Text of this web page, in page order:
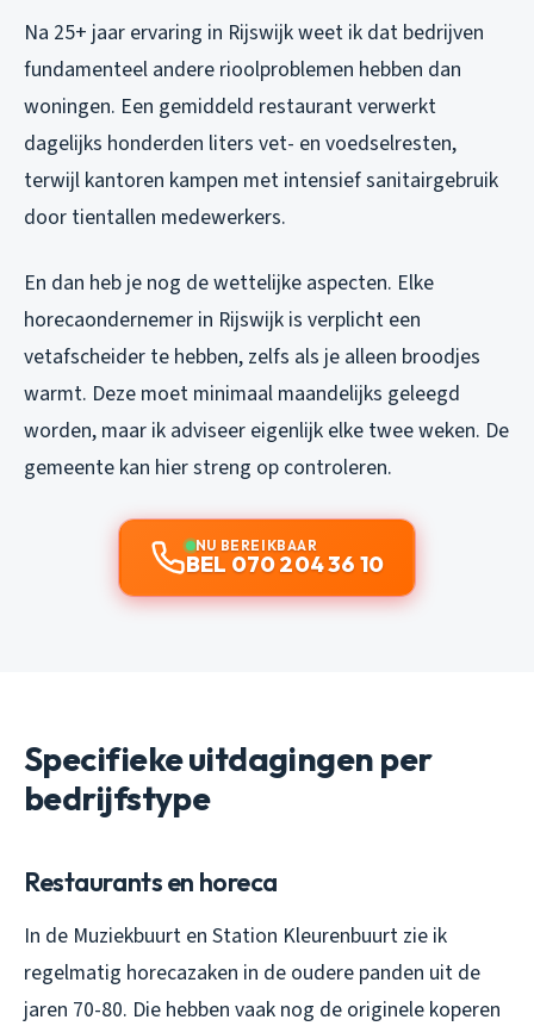
Na 25+ jaar ervaring in Rijswijk weet ik dat bedrijven
fundamenteel andere rioolproblemen hebben dan
woningen. Een gemiddeld restaurant verwerkt
dagelijks honderden liters vet- en voedselresten,
terwijl kantoren kampen met intensief sanitairgebruik
door tientallen medewerkers.
En dan heb je nog de wettelijke aspecten. Elke
horecaondernemer in Rijswijk is verplicht een
vetafscheider te hebben, zelfs als je alleen broodjes
warmt. Deze moet minimaal maandelijks geleegd
worden, maar ik adviseer eigenlijk elke twee weken. De
gemeente kan hier streng op controleren.
NU BEREIKBAAR
BEL 070 204 36 10
Specifieke uitdagingen per
bedrijfstype
Restaurants en horeca
In de Muziekbuurt en Station Kleurenbuurt zie ik
regelmatig horecazaken in de oudere panden uit de
jaren 70-80. Die hebben vaak nog de originele koperen